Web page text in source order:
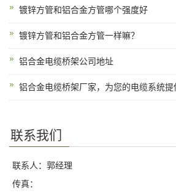
镀锌方管和铝合金方管哪个强度好
镀锌方管和铝合金方管一样嘛？
铝合金电缆桥架公司地址
铝合金电缆桥架厂家，为您的电缆系统
联系我们
联系人：郭经理
传真：